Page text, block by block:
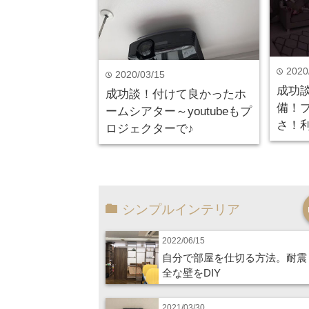
time 2020/03/15
成功談！付けて良かったホ
ームシアター～youtubeもプ
ロジェクターで♪
time
成功
備！
さ！
シンプルインテリア
2022/06/15
自分で部屋を仕切る方法。耐
全な壁をDIY